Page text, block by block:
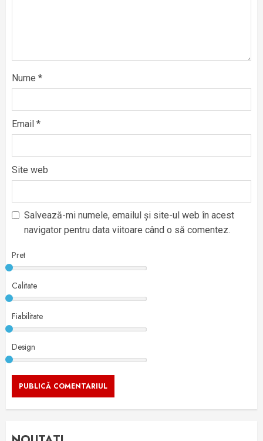
Nume *
Email *
Site web
Salvează-mi numele, emailul și site-ul web în acest
navigator pentru data viitoare când o să comentez.
Pret
Calitate
Fiabilitate
Design